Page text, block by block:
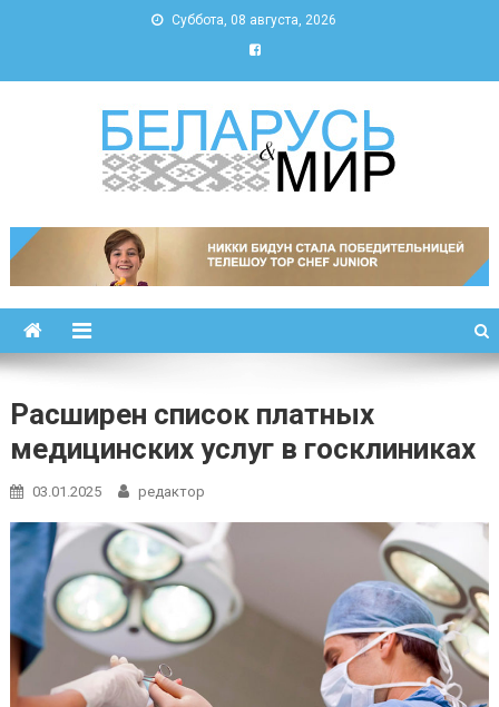
Суббота, 08 августа, 2026
Беларусь и мир
Расширен список платных
медицинских услуг в госклиниках
03.01.2025 редактор